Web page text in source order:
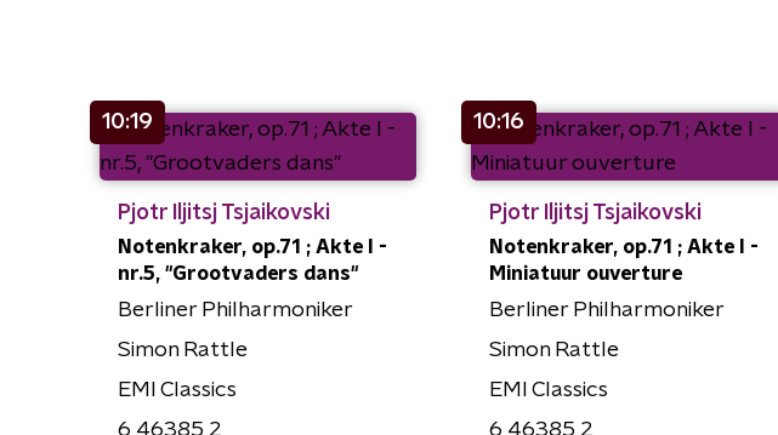
10:19
Pjotr Iljitsj Tsjaikovski
Notenkraker, op.71 ; Akte I -
nr.5, "Grootvaders dans"
Berliner Philharmoniker
Simon Rattle
EMI Classics
6 46385 2
10:16
Pjotr Iljitsj Tsjaikovski
Notenkraker, op.71 ; Akte I -
Miniatuur ouverture
Berliner Philharmoniker
Simon Rattle
EMI Classics
6 46385 2